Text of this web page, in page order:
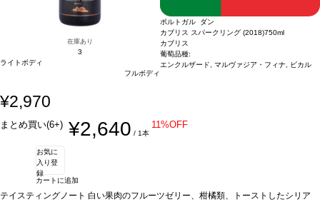
在庫あり
3
ライトボディ
フルボディ
ポルトガル ダン
カブリス スパークリング (2018)750ml
カブリス
葡萄品種:
エンクルザード, マルヴァジア・フィナ, ビカル
¥2,970
まとめ買い(6+) ¥2,640 / 1本
11%OFF
お気に
入り登
録
カートに追加
テイスティングノート 白い果肉のフルーツゼリー、柑橘類、トーストしたシリア